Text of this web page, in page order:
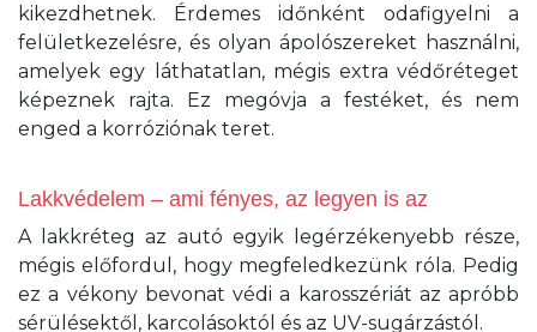
kikezdhetnek. Érdemes időnként odafigyelni a
felületkezelésre, és olyan ápolószereket használni,
amelyek egy láthatatlan, mégis extra védőréteget
képeznek rajta. Ez megóvja a festéket, és nem
enged a korróziónak teret.
Lakkvédelem – ami fényes, az legyen is az
A lakkréteg az autó egyik legérzékenyebb része,
mégis előfordul, hogy megfeledkezünk róla. Pedig
ez a vékony bevonat védi a karosszériát az apróbb
sérülésektől, karcolásoktól és az UV-sugárzástól.